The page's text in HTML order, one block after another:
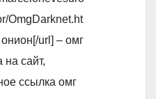
OmgDarknet.ht
url] – омг
на сайт,
ссылка омг